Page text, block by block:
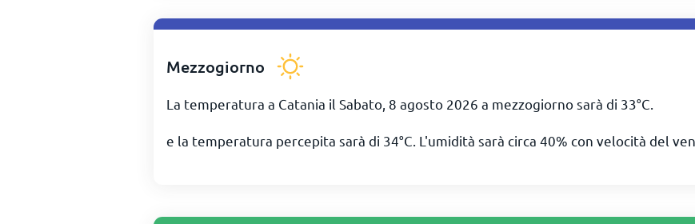
Mezzogiorno
La temperatura a Catania il Sabato, 8 agosto 2026 a mezzogiorno sarà di 33°C
e la temperatura percepita sarà di 34°C . L'umidità sarà circa 40% con velocità del